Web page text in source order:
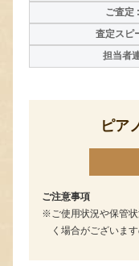
ピア
ご注意事項
ご使用状況や保管
く場合がございま